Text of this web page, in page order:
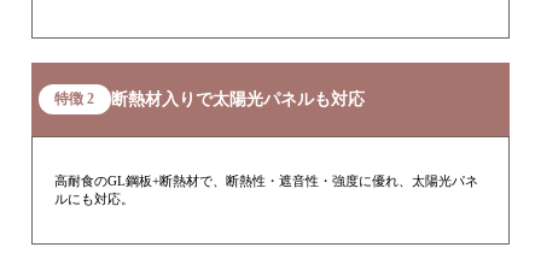
特徴 2 断熱材入りで太陽光パネルも対応
高耐食のGL鋼板+断熱材で、断熱性・遮音性・強度に優れ、太陽光パネ
ルにも対応。